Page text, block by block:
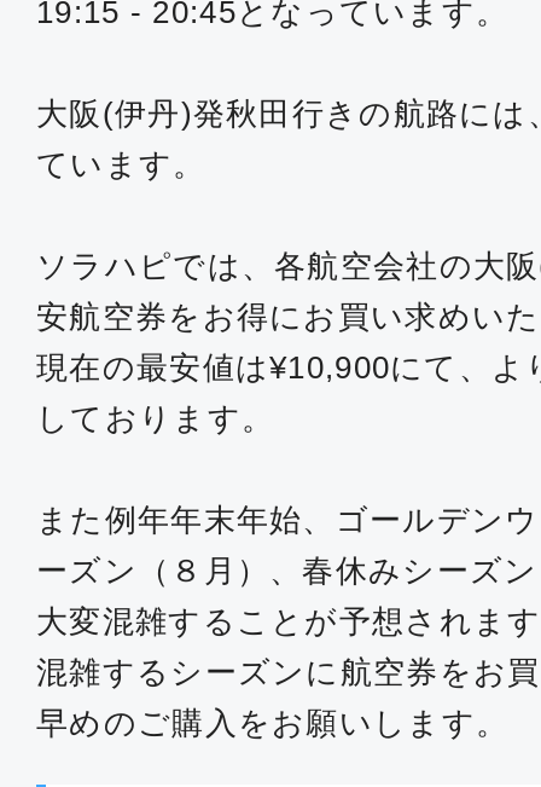
19:15 - 20:45となっています。
大阪(伊丹)発秋田行きの航路に
ています。
ソラハピでは、各航空会社の大
安航空券をお得にお買い求めい
現在の最安値は¥10,900にて、
しております。
また例年年末年始、ゴールデン
ーズン（８月）、春休みシーズ
大変混雑することが予想されま
混雑するシーズンに航空券をお
早めのご購入をお願いします。